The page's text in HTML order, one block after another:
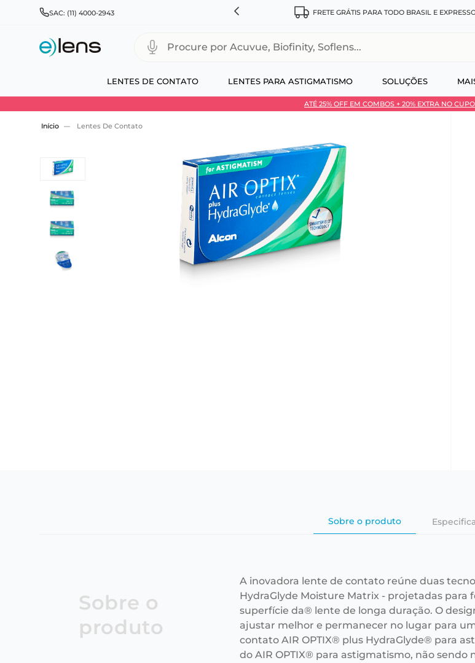
SAC: (11) 4000-2943
& JOHNSON, ALCON, BAUSCH+LOMB E COOPERVISION FRETE GRÁTIS PARA TODO BRASIL E
LENTES DE CONTATO LENTES PARA ASTIGMATISMO SOLUÇÕES
Procure por Acuvue, Biofinity, Soflens...
ATÉ 25% OFF EM COMBOS + 20% EXTRA NO
Use 30HOJE e ganhe 30% OFF + economia extra no Pix
Lentes De Contato
Sobre o produto
Sobre o
produto
A inovadora lente de contato reúne duas
HydraGlyde Moisture Matrix - projetadas
superfície da® lente de longa duração. O
ajustar melhor e permanecer no lugar para
contato AIR OPTIX® plus HydraGlyde® para
do AIR OPTIX® para astigmatismo, não sendo